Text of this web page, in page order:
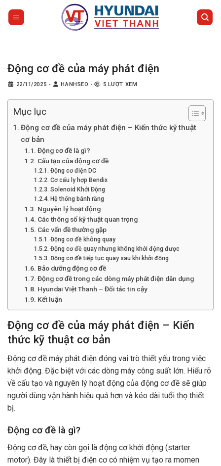
Động cơ đề của máy phát điện
22/11/2025 - HANHSEO - 5 LƯỢT XEM
Mục lục
Động cơ đề của máy phát điện – Kiến thức kỹ thuật
cơ bản
Động cơ đề là gì?
Cấu tạo của động cơ đề
Động cơ điện DC
Cơ cấu ly hợp Bendix
Solenoid Khởi Động
Hệ thống bánh răng
Nguyên lý hoạt động
Các thông số kỹ thuật quan trọng
Các vấn đề thường gặp
Động cơ đề không quay
Động cơ đề quay nhưng không khởi động được
Động cơ đề tiếp tục quay sau khi khởi động
Bảo dưỡng động cơ đề
Động cơ đề trong các dòng máy phát điện dân dụng
Hyundai Việt Thanh – Đối tác tin cậy
Kết luận
Động cơ đề của máy phát điện – Kiến
thức kỹ thuật cơ bản
Động cơ đề máy phát điện đóng vai trò thiết yếu trong việc
khởi động. Đặc biệt với các dòng máy công suất lớn. Hiểu rõ
về cấu tạo và nguyên lý hoạt động của động cơ đề sẽ giúp
người dùng vận hành hiệu quả hơn và kéo dài tuổi thọ thiết
bị.
Động cơ đề là gì?
Động cơ đề, hay còn gọi là động cơ khởi động (starter
motor). Đây là thiết bị điện cơ có nhiệm vụ tạo ra momen